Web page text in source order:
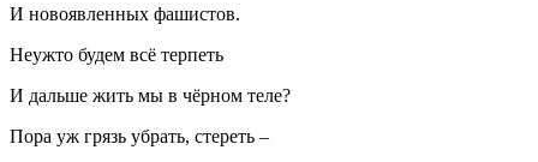
И новоявленных фашистов.
Неужто будем всё терпеть
И дальше жить мы в чёрном теле?
Пора уж грязь убрать, стереть –